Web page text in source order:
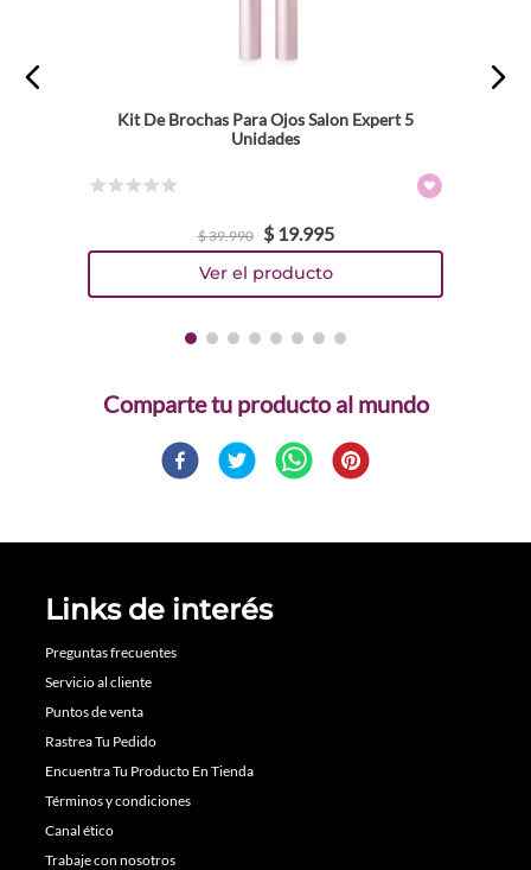
Kit De Brochas Para Ojos Salon Expert 5
Unidades
$39.990 $ 19.995
Comparte
Links de interés
Preguntas frecuentes
Servicio al cliente
Puntos de venta
Rastrea Tu Pedido
Encuentra Tu Producto En Tienda
Términos y condiciones
Canal ético
Trabaje con nosotros